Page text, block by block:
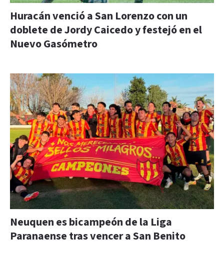
Huracán venció a San Lorenzo con un
doblete de Jordy Caicedo y festejó en el
Nuevo Gasómetro
Neuquen es bicampeón de la Liga
Paranaense tras vencer a San Benito